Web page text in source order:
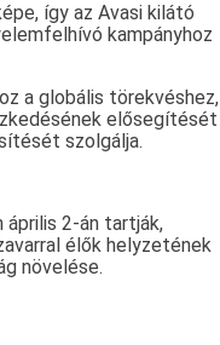
így az Avasi kilátó
kampányhoz
a globális törekvéshez,
elősegítését
szolgálja.
április 2-án tartják,
élők helyzetének
növelése.